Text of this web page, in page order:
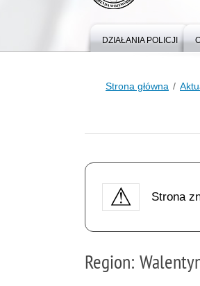
DZIAŁANIA POLICJI
Strona główna
Strona
Region: